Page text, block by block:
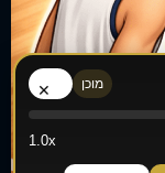
מוכן ×
1.0x